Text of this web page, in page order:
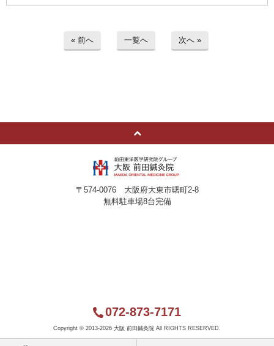
« 前へ 一覧へ 次へ »
〒574-0076 大阪府大東市曙町2-8
無料駐車場8台完備
072-873-7171
Copyright © 2013-2026 大阪 前田鍼灸院 All RIGHTS RESERVED.